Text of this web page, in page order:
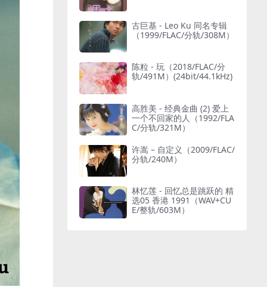
古巨基 - Leo Ku 同名专辑
（1999/FLAC/分轨/308M）
陈粒 - 玩（2018/FLAC/分
轨/491M）(24bit/44.1kHz)
高胜美 - 经典金曲 (2) 爱上
一个不回家的人（1992/FLA
C/分轨/321M）
许嵩 – 自定义（2009/FLAC/
分轨/240M）
林忆莲 - 回忆总是跳跃的 精
选05 香港 1991（WAV+CU
E/整轨/603M）